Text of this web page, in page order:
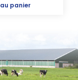
panier